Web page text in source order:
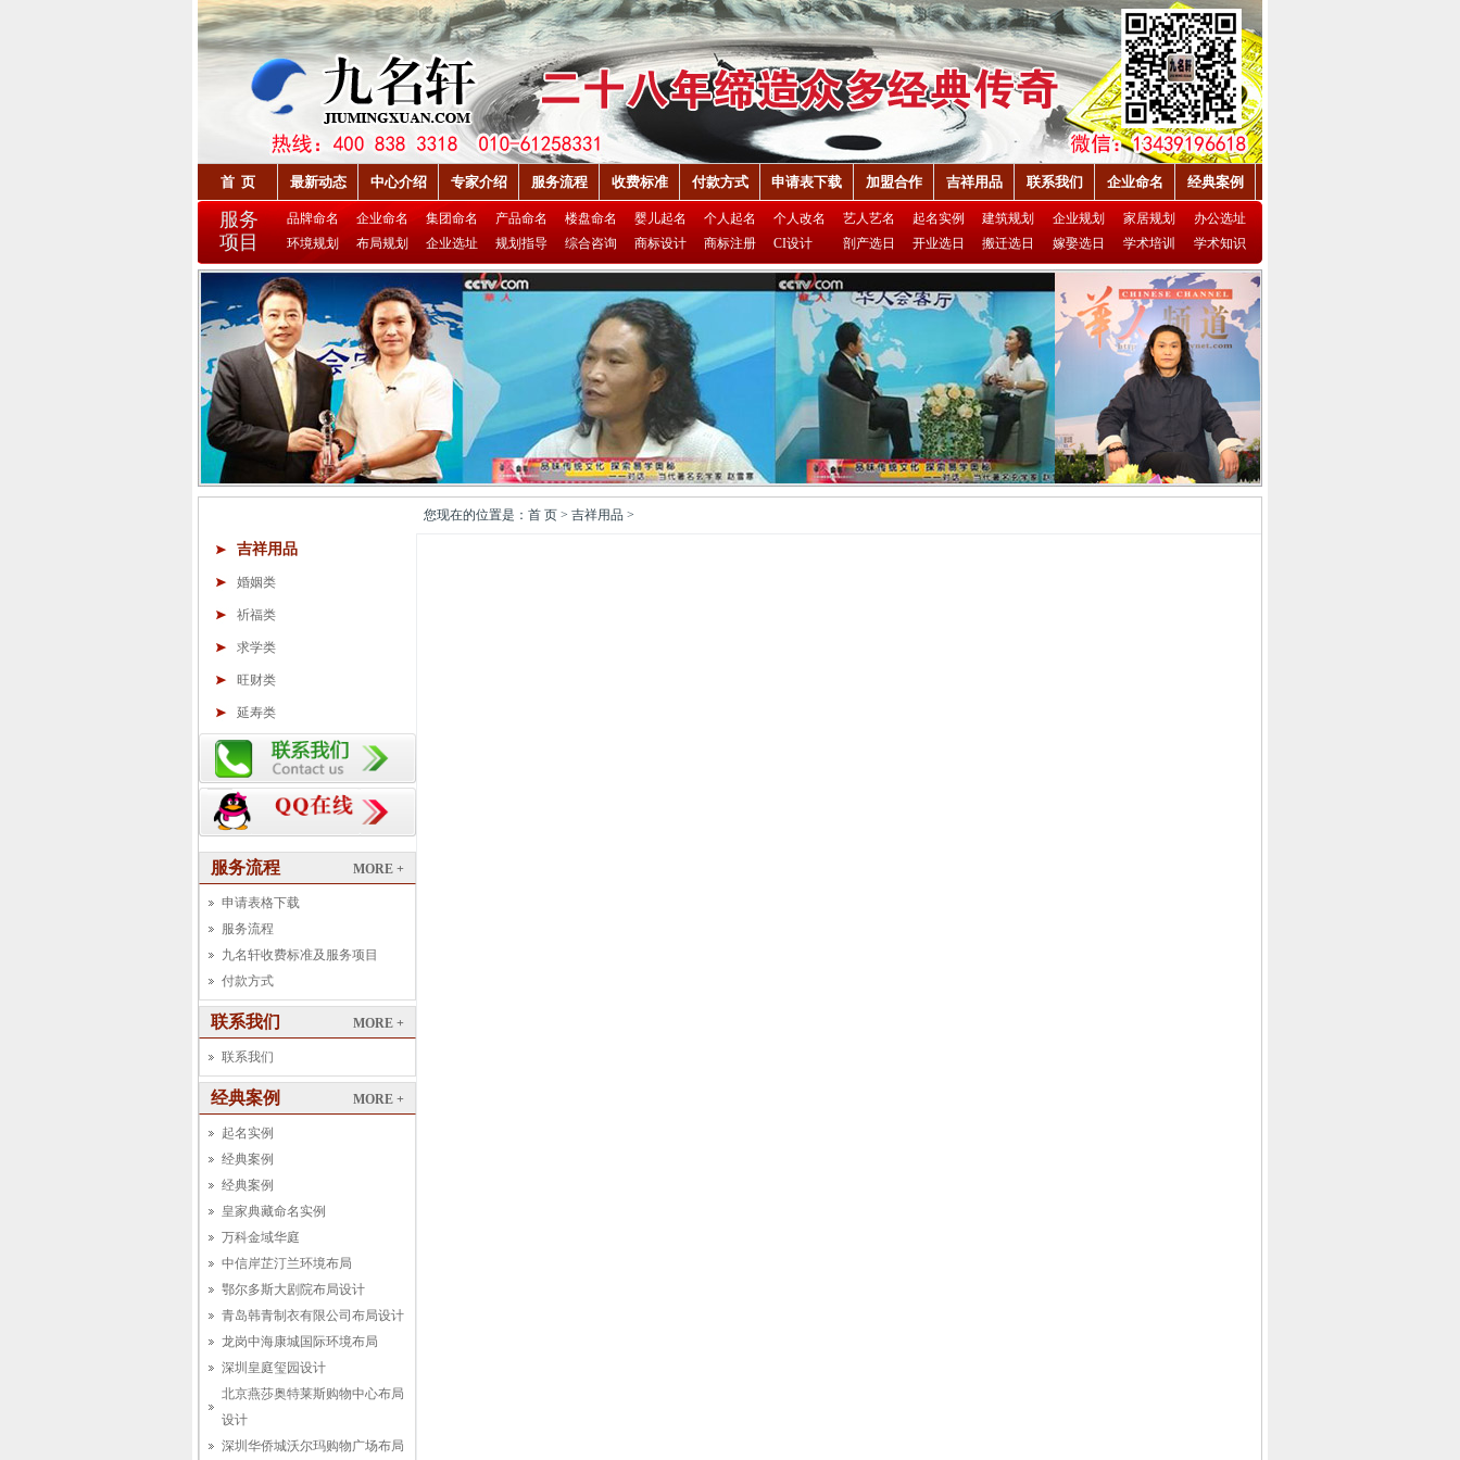
首 页 最新动态 中心介绍 专家介绍 服务流程 收费标准 付款方式 申请表下载 加盟合作 吉祥用品 联系我们 企业命名 经典案例
服务
项目
品牌命名 企业命名 集团命名 产品命名 楼盘命名 婴儿起名 个人起名 个人改名 艺人艺名 起名实例 建筑规划 企业规划 家居规划
办公选址
环境规划
布局规划 企业选址 规划指导 综合咨询 商标设计 商标注册 CI设计 剖产选日 开业选日 搬迁选日 嫁娶选日 学术培训 学术知识
您现在的位置是：首 页 > 吉祥用品 >
吉祥用品
婚姻类
祈福类
求学类
旺财类
延寿类
MORE +
服务流程
申请表格下载
服务流程
九名轩收费标准及服务项目
付款方式
MORE +
联系我们
联系我们
MORE +
经典案例
起名实例
经典案例
经典案例
皇家典藏命名实例
万科金域华庭
中信岸芷汀兰环境布局
鄂尔多斯大剧院布局设计
青岛韩青制衣有限公司布局设计
龙岗中海康城国际环境布局
深圳皇庭玺园设计
北京燕莎奥特莱斯购物中心布局
设计
深圳华侨城沃尔玛购物广场布局